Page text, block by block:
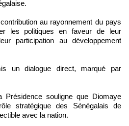
au rayonnement du pays
les politiques en faveur de leur
participation au développement
un dialogue direct, marqué par
souligne que Diomaye
stratégique des Sénégalais de
avec la nation.